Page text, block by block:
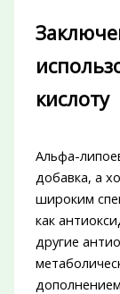
кислоту
Альфа-
добавка, а
широким
как
другие